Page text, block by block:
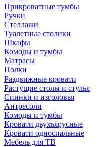
Прикроватные тумбы
Ручки
Стеллажи
Туалетные столики
Шкафы
Комоды и тумбы
Матрасы
Полки
Раздвижные кровати
Растущие столы и стулья
Спинки и изголовья
Антресоли
Комоды и тумбы
Кровати двухъярусные
Кровати односпальные
Мебель для ТВ